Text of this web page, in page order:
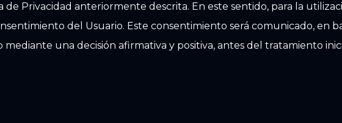
de Privacidad anteriormente descrita. En este sentido, para la
del Usuario. Este consentimiento será comunicado, en
una decisión afirmativa y positiva, antes del tratamiento